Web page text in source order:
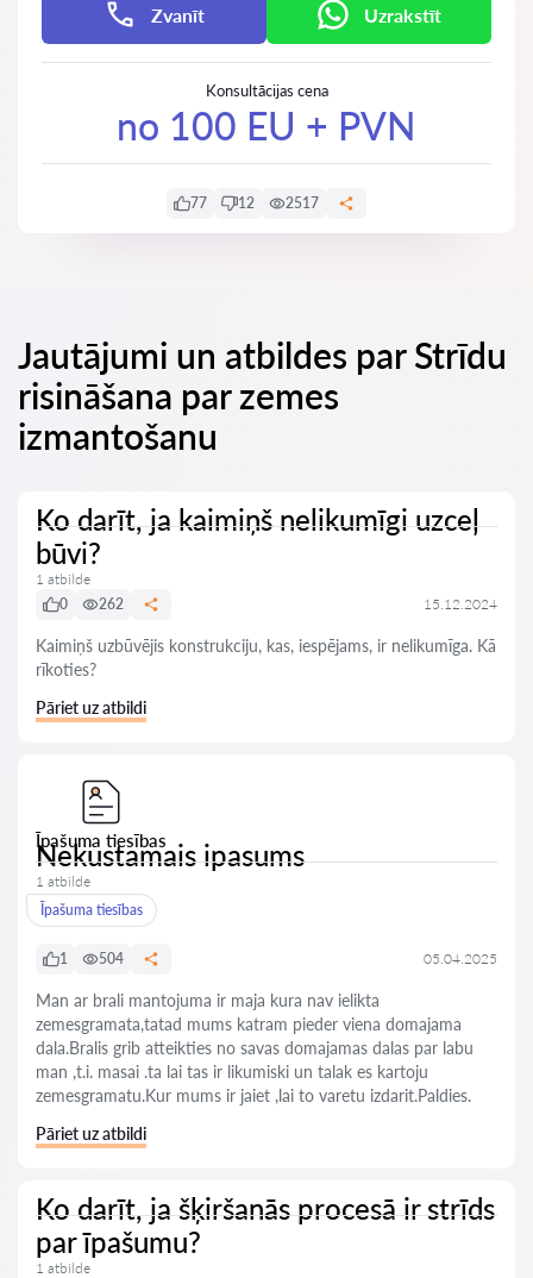
Zvanīt Uzrakstīt
Konsultācijas cena
no 100 EU + PVN
77 12 2517
Jautājumi un atbildes par Strīdu
risināšana par zemes
izmantošanu
Ko darīt, ja kaimiņš nelikumīgi uzceļ
būvi?
1 atbilde
0
262 15.12.2024
Kaimiņš uzbūvējis konstrukciju, kas, iespējams, ir nelikumīga. Kā
rīkoties?
Pāriet uz atbildi
Īpašuma tiesības
Nekustamais ipasums
1 atbilde
Īpašuma tiesības
1 504 05.04.2025
Man ar brali mantojuma ir maja kura nav ielikta
zemesgramata,tatad mums katram pieder viena domajama
dala.Bralis grib atteikties no savas domajamas dalas par labu
man ,t.i. masai .ta lai tas ir likumiski un talak es kartoju
zemesgramatu.Kur mums ir jaiet ,lai to varetu izdarit.Paldies.
Pāriet uz atbildi
Ko darīt, ja šķiršanās procesā ir strīds
par īpašumu?
1 atbilde